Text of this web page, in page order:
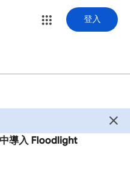
登入
導入 Floodlight